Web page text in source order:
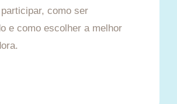
como ser
e como escolher a melhor